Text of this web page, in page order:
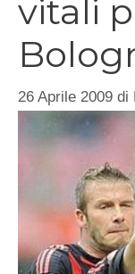
vitali
26 Aprile 2009 di